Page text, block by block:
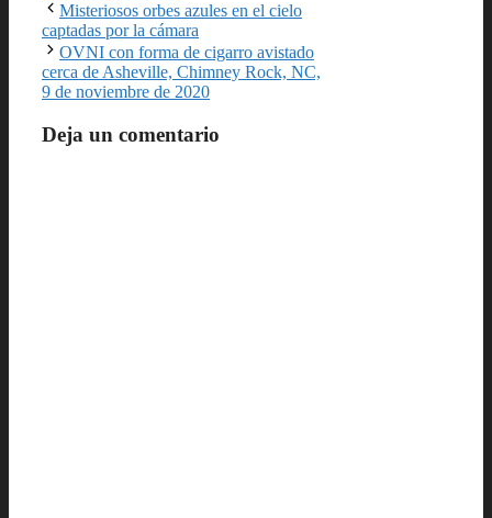
Misteriosos orbes azules en el cielo
captadas por la cámara
OVNI con forma de cigarro avistado
cerca de Asheville, Chimney Rock, NC,
9 de noviembre de 2020
Deja un comentario